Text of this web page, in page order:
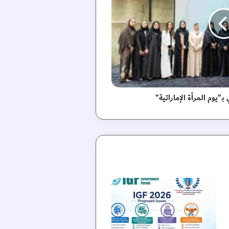
المرأة الإماراتية"